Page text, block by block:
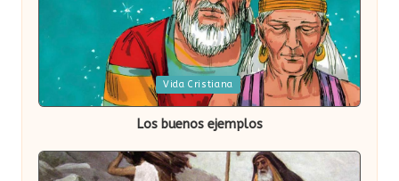
Publicada
Vida Cristiana
Los buenos ejemplos